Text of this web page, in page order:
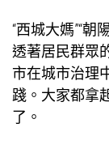
“西城大媽”“朝
透著居民群眾
市在城市治理
踐。大家都拿
了。